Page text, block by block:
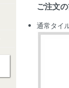
ご注文
通常タイ